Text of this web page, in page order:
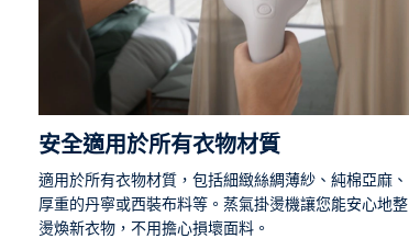
安全適用於所有衣物材質
適用於所有衣物材質，包括細緻絲綢薄紗、純棉亞麻、
厚重的丹寧或西裝布料等。蒸氣掛燙機讓您能安心地整
燙煥新衣物，不用擔心損壞面料。